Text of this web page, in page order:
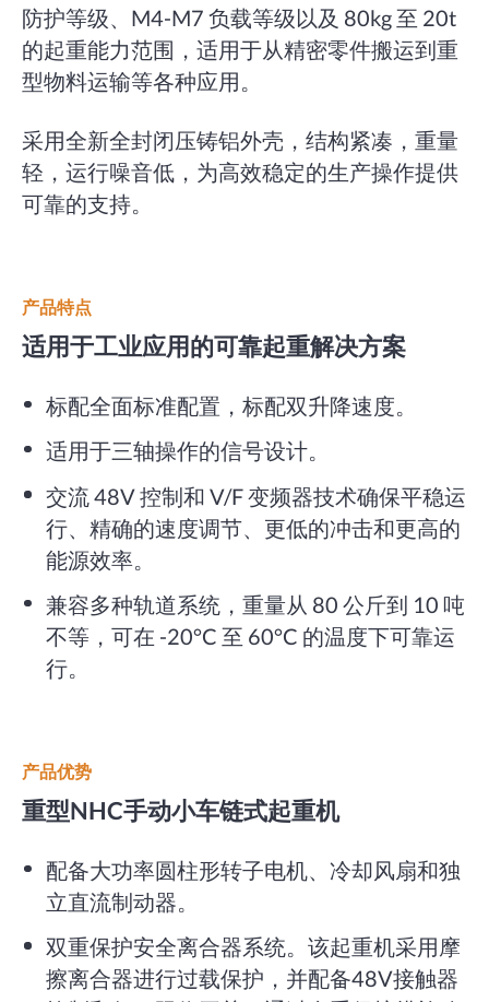
防护等级、M4-M7 负载等级以及 80kg 至 20t
的起重能力范围，适用于从精密零件搬运到重
型物料运输等各种应用。
采用全新全封闭压铸铝外壳，结构紧凑，重量
轻，运行噪音低，为高效稳定的生产操作提供
可靠的支持。
产品特点
适用于工业应用的可靠起重解决方案
标配全面标准配置，标配双升降速度。
适用于三轴操作的信号设计。
交流 48V 控制和 V/F 变频器技术确保平稳运
行、精确的速度调节、更低的冲击和更高的
能源效率。
兼容多种轨道系统，重量从 80 公斤到 10 吨
不等，可在 -20°C 至 60°C 的温度下可靠运
行。
产品优势
重型NHC手动小车链式起重机
配备大功率圆柱形转子电机、冷却风扇和独
立直流制动器。
双重保护安全离合器系统。该起重机采用摩
擦离合器进行过载保护，并配备48V接触器